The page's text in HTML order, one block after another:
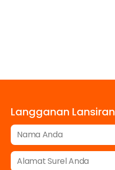
Langganan Lansiran